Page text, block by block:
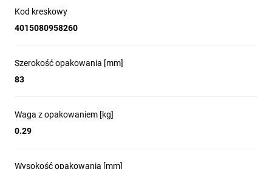
Kod kreskowy
4015080958260
Szerokość opakowania [mm]
83
Waga z opakowaniem [kg]
0.29
Wysokość opakowania [mm]